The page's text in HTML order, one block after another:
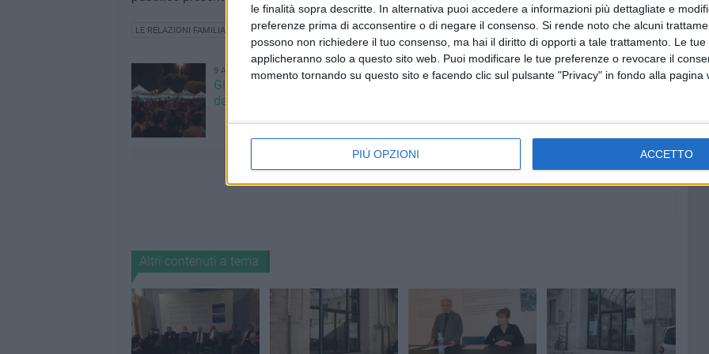
le finalità sopra descritte. In alternativa puoi accedere a informazioni più dettagliate e
preferenze prima di acconsentire o di negare il consenso. Si rende noto che alcuni
possono non richiedere il tuo consenso, ma hai il diritto di opporti a tale trattamento. Le
applicheranno solo a questo sito web. Puoi modificare le tue preferenze o revocare il
momento tornando su questo sito e facendo clic sul pulsante "Privacy" in fondo alla pagina
PIÙ OPZIONI ACCETTO
LE RELAZIONI FAMILIARI
9 AGOSTO 2026
Giovinazzo Estate: il programma
dal 9 all'11 agosto
9 AGOSTO 2026
Leggero refrigerio su Giovinazzo:
Altri contenuti a tema